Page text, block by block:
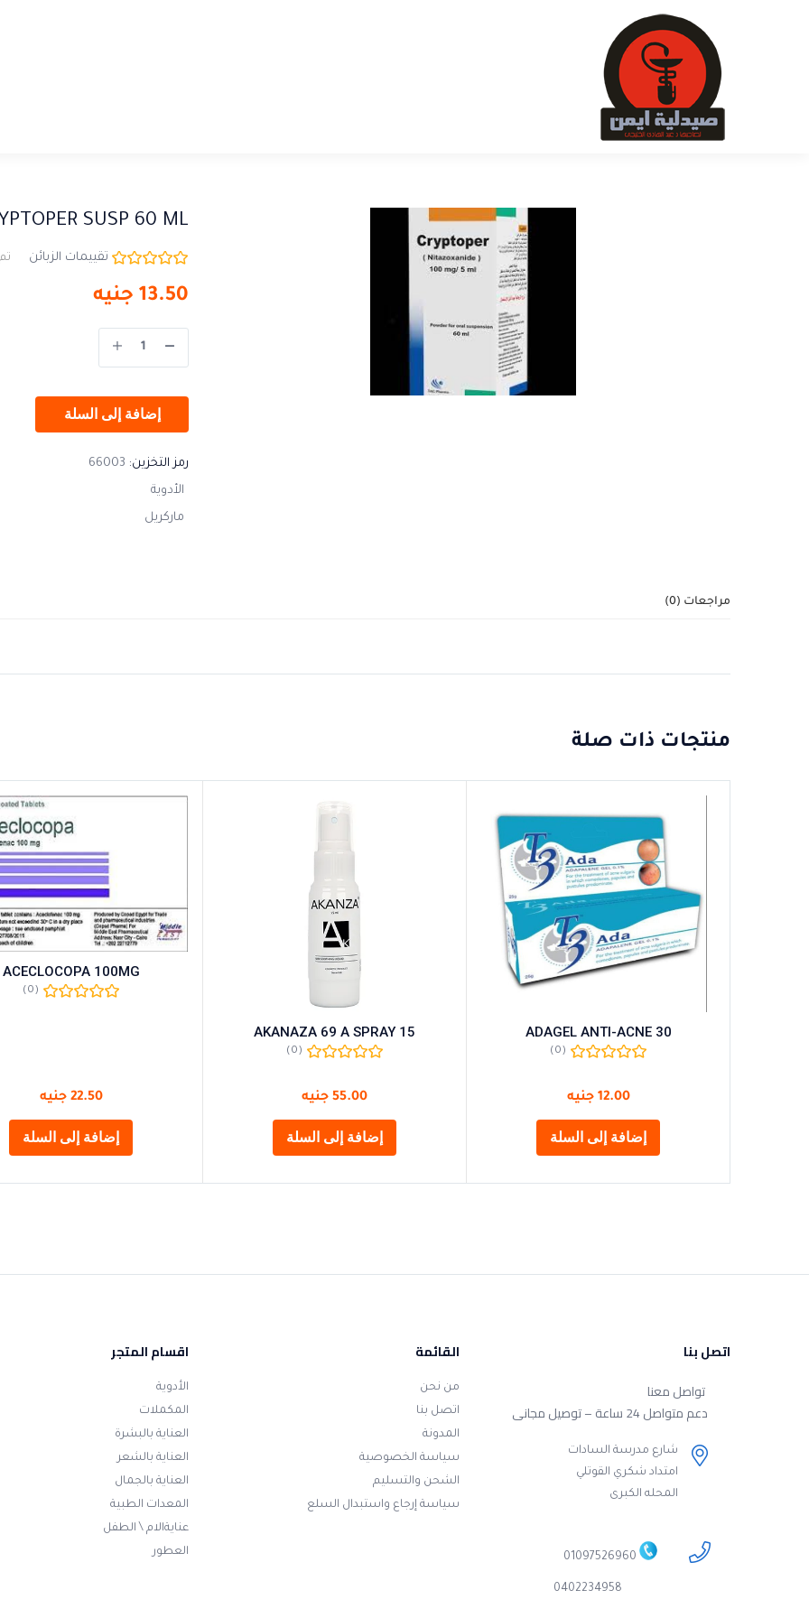
SUSP 60 ML
تقييمات الزبائن
13.50 جنيه
إضافة إلى السلة
رمز التخزين: 66003
الأدوية
ماركريل
مراجعات (0)
منتجات ذات صلة
ADAGEL ANTI-ACNE 30
(0)
12.00 جنيه
إضافة إلى السلة
AKANAZA 69 A SPRAY 15
(0)
55.00 جنيه
إضافة إلى السلة
ACECLOCOPA 100MG
(0)
22.50 جنيه
إضافة إلى السلة
اتصل بنا
تواصل معنا
دعم متواصل 24 ساعة – توصيل مجانى
شارع مدرسة السادات
امتداد شكري القوتلي
المحله الكبرى
01097526960
0402234958
القائمة
من نحن
اتصل بنا
المدونة
سياسة الخصوصية
الشحن والتسليم
سياسة إرجاع واستبدال السلع
اقسام المتجر
الأدوية
المكملات
العناية بالبشرة
العناية بالشعر
العناية بالجمال
المعدات الطبية
عنايةالام \ الطفل
العطور